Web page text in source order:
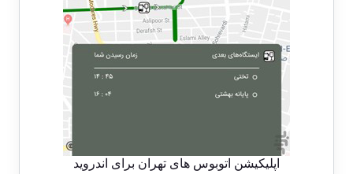
اپلیکیشن اتوبوس های تهران برای اندروید